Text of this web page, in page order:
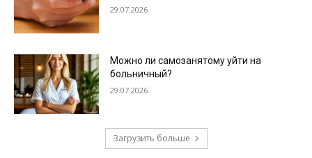
29.07.2026
Можно ли самозанятому уйти на
больничный?
29.07.2026
Загрузить больше